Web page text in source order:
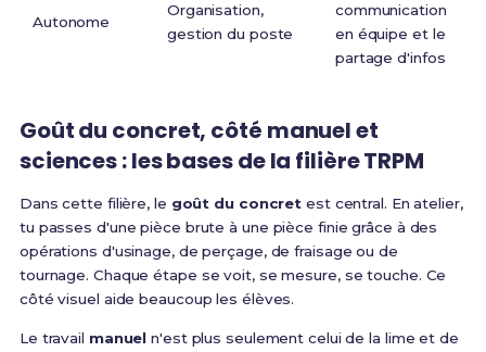
Autonome
Organisation,
gestion du poste
communication
en équipe et le
partage d'infos
Goût du concret, côté manuel et
sciences : les bases de la filière TRPM
Dans cette filière, le goût du concret est central. En atelier,
tu passes d'une pièce brute à une pièce finie grâce à des
opérations d'usinage, de perçage, de fraisage ou de
tournage. Chaque étape se voit, se mesure, se touche. Ce
côté visuel aide beaucoup les élèves.
Le travail manuel n'est plus seulement celui de la lime et de